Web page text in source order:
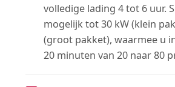
volledige lading 4 tot 6 uur.
mogelijk tot 30 kW (klein
(groot pakket), waarmee u
20 minuten van 20 naar 80